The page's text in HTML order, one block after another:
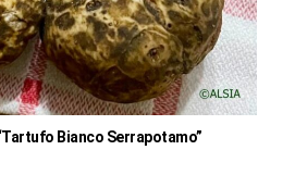
Bianco Serrapotamo”